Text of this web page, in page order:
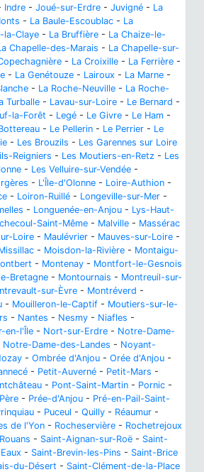
Indre - Joué-sur-Erdre - Juvigné - La
- La Baule-Escoublac - La
la-Claye - La Bruffière - La Chaize-le-
Chapelle-des-Marais - La Chapelle-sur-
- La Croixille - La Ferrière -
- La Genétouze - Lairoux - La Marne -
- La Roche-Neuville - La Roche-
Turballe - Lavau-sur-Loire - Le Bernard -
la-Forêt - Legé - Le Givre - Le Ham -
- Le Pellerin - Le Perrier - Le
- Les Brouzils - Les Garennes sur Loire
Reigniers - Les Moutiers-en-Retz - Les
- Les Velluire-sur-Vendée -
- L'Île-d'Olonne - Loire-Authion -
- Loiron-Ruillé - Longeville-sur-Mer -
- Longuenée-en-Anjou - Lys-Haut-
Saint-Même - Malville - Massérac
Loire - Maulévrier - Mauves-sur-Loire -
- Moisdon-la-Rivière - Montaigu-
- Montenay - Montfort-le-Gesnois
Bretagne - Montournais - Montreuil-sur-
sur-Èvre - Montréverd -
- Mouilleron-le-Captif - Moutiers-sur-le-
- Nantes - Nesmy - Niafles -
en-l'Île - Nort-sur-Erdre - Notre-Dame-
Notre-Dame-des-Landes - Noyant-
- Ombrée d'Anjou - Orée d'Anjou -
- Petit-Auverné - Petit-Mars -
- Pont-Saint-Martin - Pornic -
- Prée-d'Anjou - Pré-en-Pail-Saint-
- Puceul - Quilly - Réaumur -
de l'Yon - Rocheservière - Rochetrejoux
Rouans - Saint-Aignan-sur-Roë - Saint-
- Saint-Brevin-les-Pins - Saint-Brice
du-Désert - Saint-Clément-de-la-Place